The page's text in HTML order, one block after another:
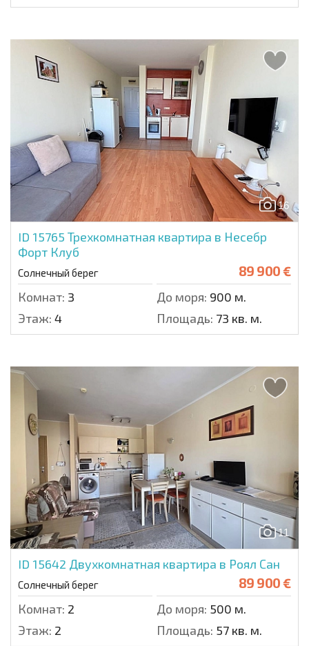
16
ID 15765 Трехкомнатная квартира в Несебр
Форт Клуб
Солнечный берег 89 900 €
Комнат: 3 До моря: 900 м.
Этаж: 4 Площадь: 73 кв. м.
11
ID 15642 Двухкомнатная квартира в Роял Сан
Солнечный берег 89 900 €
Комнат: 2 До моря: 500 м.
Этаж: 2 Площадь: 57 кв. м.